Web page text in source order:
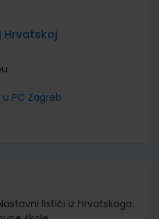
PC Zagreb
Nastavni listići iz hrvatskoga